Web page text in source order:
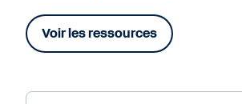
Voir les ressources